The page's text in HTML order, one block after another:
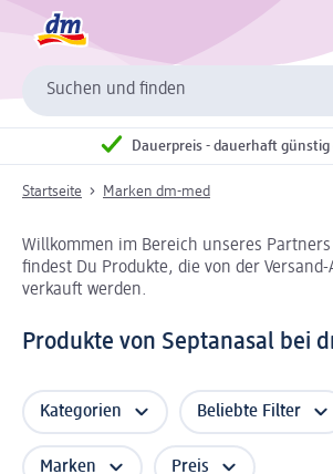
Suchen und finden
Dauerpreis - dauerhaft
Startseite Marken dm-med
Willkommen im Bereich unseres Partners
findest Du Produkte, die von der
verkauft werden.
Produkte von Septanasal bei
Kategorien Beliebte Filter
Marken Preis